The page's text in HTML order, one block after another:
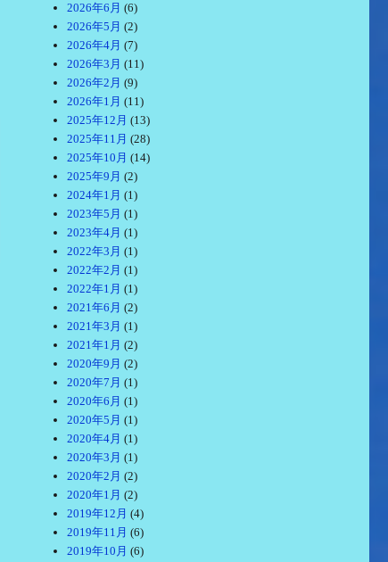
2026年6月 (6)
2026年5月 (2)
2026年4月 (7)
2026年3月 (11)
2026年2月 (9)
2026年1月 (11)
2025年12月 (13)
2025年11月 (28)
2025年10月 (14)
2025年9月 (2)
2024年1月 (1)
2023年5月 (1)
2023年4月 (1)
2022年3月 (1)
2022年2月 (1)
2022年1月 (1)
2021年6月 (2)
2021年3月 (1)
2021年1月 (2)
2020年9月 (2)
2020年7月 (1)
2020年6月 (1)
2020年5月 (1)
2020年4月 (1)
2020年3月 (1)
2020年2月 (2)
2020年1月 (2)
2019年12月 (4)
2019年11月 (6)
2019年10月 (6)